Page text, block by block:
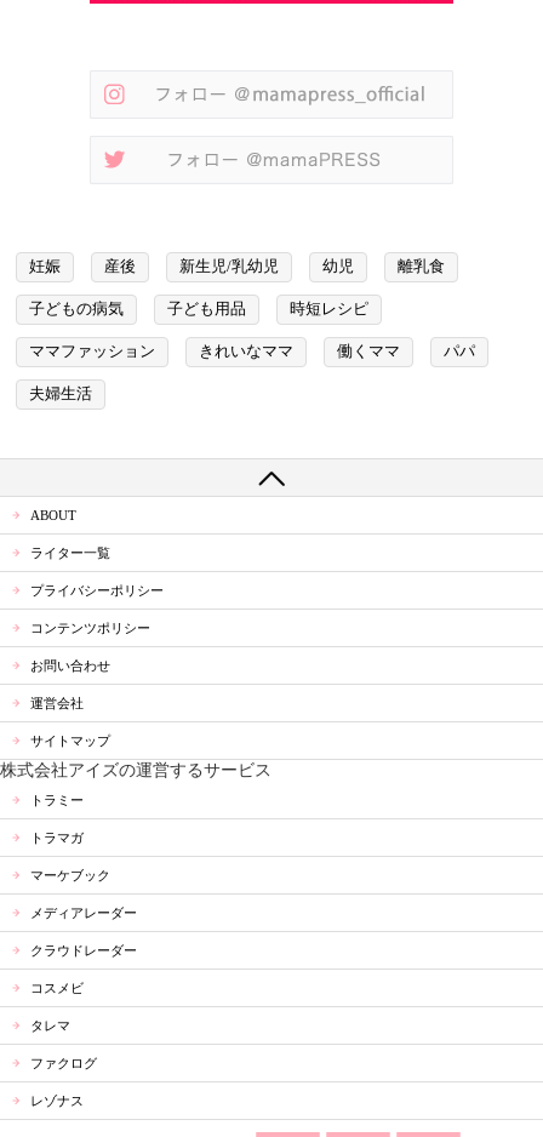
妊娠 産後 新生児/乳幼児 幼児 離乳食
子どもの病気 子ども用品 時短レシピ
ママファッション きれいなママ 働くママ パパ
夫婦生活
ABOUT
ライター一覧
プライバシーポリシー
コンテンツポリシー
お問い合わせ
運営会社
サイトマップ
株式会社アイズの運営するサービス
トラミー
トラマガ
マーケブック
メディアレーダー
クラウドレーダー
コスメビ
タレマ
ファクログ
レゾナス